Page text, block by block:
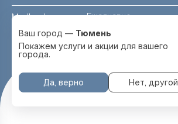
Medland —
Тюмень
Ежедневно
Перейти
Ваш город — Тюмень
Покажем услуги и акции для вашего
города.
Да, верно Нет, другой
Главная Услуги и цены МРТ Малого Таза